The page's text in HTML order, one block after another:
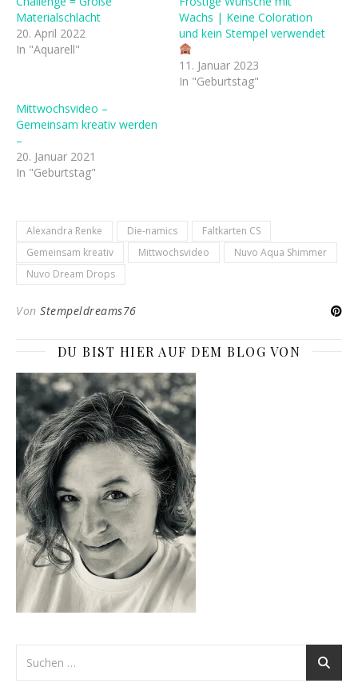
Materialschlacht
20. April 2022
In "Aquarell"
Wachs | Keine Coloration
und kein Stempel verwendet
11. Januar 2023
In "Geburtstag"
Mittwochsvideo –
Gemeinsam kreativ werden
–
20. Januar 2021
In "Geburtstag"
Alexandra Renke Die-namics
Faltkarten CS
Gemeinsam kreativ
Mittwochsvideo
Nuvo Aqua Shimmer
Nuvo Dream Drops
Von Stempeldreams76
DU BIST HIER AUF DEM BLOG VON